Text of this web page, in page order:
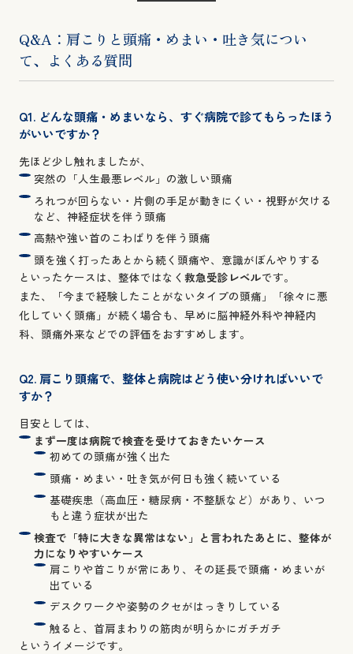
Q&A：肩こりと頭痛・めまい・吐き気につい
て、よくある質問
Q1. どんな頭痛・めまいなら、すぐ病院で診てもらったほう
がいいですか？
先ほど少し触れましたが、
突然の「人生最悪レベル」の激しい頭痛
ろれつが回らない・片側の手足が動きにくい・視野が欠ける
など、神経症状を伴う頭痛
高熱や強い首のこわばりを伴う頭痛
頭を強く打ったあとから続く頭痛や、意識がぼんやりする
といったケースは、整体ではなく 救急受診レベルです。
また、「今まで経験したことがないタイプの頭痛」「徐々に悪
化していく頭痛」が続く場合も、早めに脳神経外科や神経内
科、頭痛外来などでの評価をおすすめします。
Q2. 肩こり頭痛で、整体と病院はどう使い分ければいいで
すか？
目安としては、
まず一度は病院で検査を受けておきたいケース
初めての頭痛が強く出た
頭痛・めまい・吐き気が何日も強く続いている
基礎疾患（高血圧・糖尿病・不整脈など）があり、いつ
もと違う症状が出た
検査で「特に大きな異常はない」と言われたあとに、整体が
力になりやすいケース
肩こりや首こりが常にあり、その延長で頭痛・めまいが
出ている
デスクワークや姿勢のクセがはっきりしている
触ると、首肩まわりの筋肉が明らかにガチガチ
というイメージです。